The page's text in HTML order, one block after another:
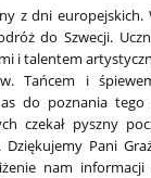
z dni
do Szwecji.
i talentem
Tańcem i
do poznania
czekał pyszny
Pani
nam